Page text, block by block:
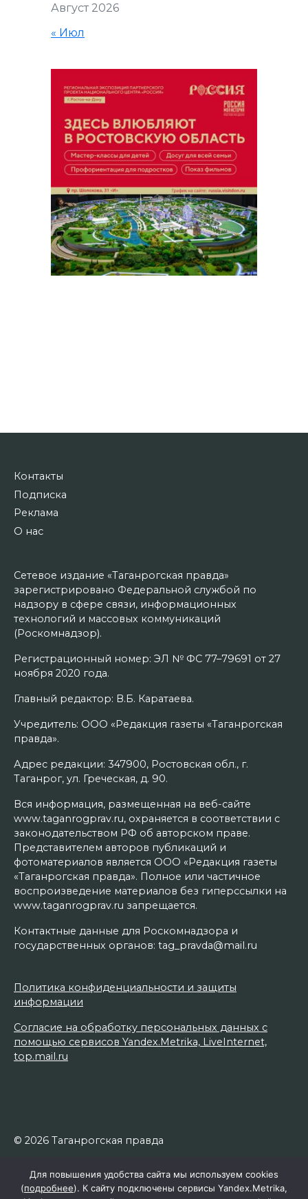
Август 2026
« Июл
Контакты
Подписка
Реклама
О нас
Сетевое издание «Таганрогская правда»
зарегистрировано Федеральной службой по
надзору в сфере связи, информационных
технологий и массовых коммуникаций
(Роскомнадзор).
Регистрационный номер: ЭЛ № ФС 77–79691 от 27
ноября 2020 года.
Главный редактор: В.Б. Каратаева.
Учредитель: ООО «Редакция газеты «Таганрогская
правда».
Адрес редакции: 347900, Ростовская обл., г.
Таганрог, ул. Греческая, д. 90.
Вся информация, размещенная на веб-сайте
www.taganrogprav.ru, охраняется в соответствии с
законодательством РФ об авторском праве.
Представителем авторов публикаций и
фотоматериалов является ООО «Редакция газеты
«Таганрогская правда». Полное или частичное
воспроизведение материалов без гиперссылки на
www.taganrogprav.ru запрещается.
Контактные данные для Роскомнадзора и
государственных органов: tag_pravda@mail.ru
Политика конфиденциальности и защиты
информации
Согласие на обработку персональных данных с
помощью сервисов Yandex.Metrika, LiveInternet,
top.mail.ru
© 2026 Таганрогская правда
Для повышения удобства сайта мы используем cookies
(подробнее). К сайту подключены сервисы Yandex.Metrika,